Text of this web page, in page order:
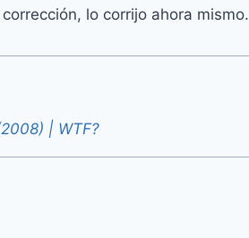
lo corrijo ahora mismo.
| WTF?